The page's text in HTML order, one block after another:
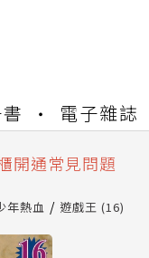
電子雜誌
讀墨系統維護中
開通常見問題
升級重要說明及
讀墨系統維護中
年熱血 遊戲王 (16)